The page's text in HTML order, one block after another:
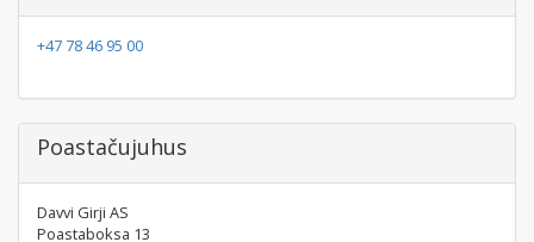
+47 78 46 95 00
Poastačujuhus
Davvi Girji AS
Poastaboksa 13